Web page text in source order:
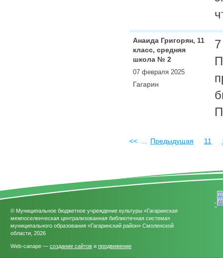
Анаида Григорян, 11
класс, средняя
школа № 2
07 февраля 2025
Гагарин
<< Предыдущая 11
© Муниципальное бюджетное учреждение культуры «Гагаринская
межпоселенческая централизованная библиотечная система»
муниципального образования «Гагаринский район» Смоленской
области, 2026
Web-canape — создание сайтов и продвижение
'